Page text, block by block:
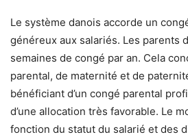
Le système danois accorde un
généreux aux salariés. Les parents
semaines de congé par an. Cela
parental, de maternité et de
bénéficiant d’un congé parental
d’une allocation très favorable. Le
fonction du statut du salarié et des